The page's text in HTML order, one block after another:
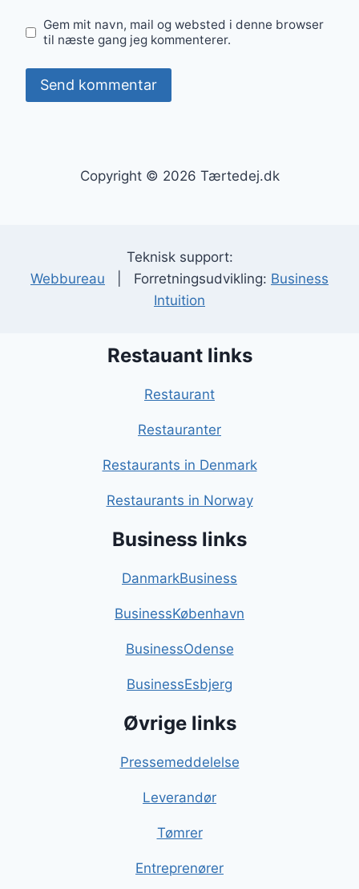
Gem mit navn, mail og websted i denne browser
til næste gang jeg kommenterer.
Copyright © 2026 Tærtedej.dk
Teknisk support:
Webbureau | Forretningsudvikling: Business
Intuition
Restauant links
Restaurant
Restauranter
Restaurants in Denmark
Restaurants in Norway
Business links
DanmarkBusiness
BusinessKøbenhavn
BusinessOdense
BusinessEsbjerg
Øvrige links
Pressemeddelelse
Leverandør
Tømrer
Entreprenører